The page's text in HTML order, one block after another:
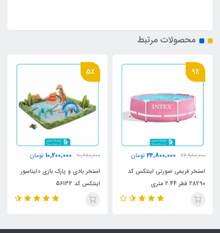
محصولات مرتبط
9٪
26,980,000
24,800,000 تومان
استخر فریمی صورتی اینتکس کد
28290 قطر 2.44 متری
5٪
10,680,000
10,200,000 تومان
استخر بادی و پارک بازی دایناسور
اینتکس کد 56132